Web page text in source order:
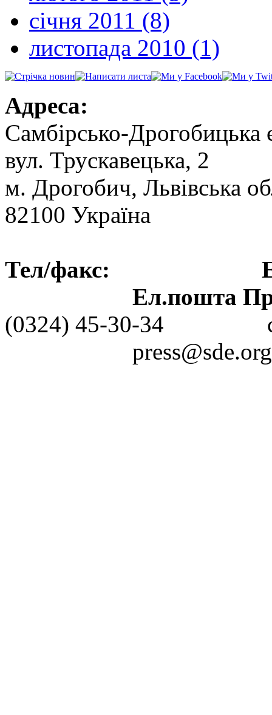
січня 2011 (8)
листопада 2010 (1)
Адреса:
Самбірсько-Дрогобицька
вул. Трускавецька, 2
м. Дрогобич, Львівська
82100 Україна
Тел/факс:
Ел.пошта
(0324) 45-30-